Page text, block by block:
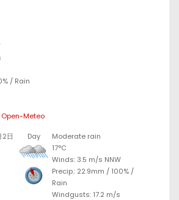
/ Rain
Meteo
日 Day
Moderate rain
17°C
Winds: 3.5 m/s NNW
Precip.: 22.9mm / 100% /
Rain
Windgusts: 17.2 m/s